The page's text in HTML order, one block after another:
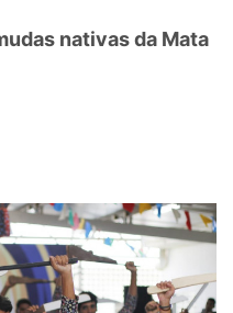
nativas da Mata